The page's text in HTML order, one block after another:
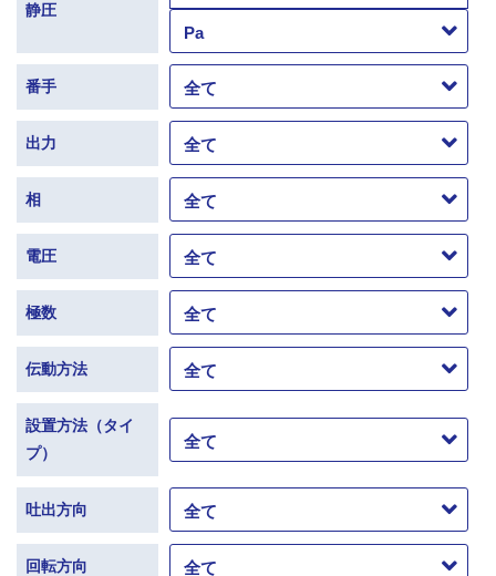
静圧
番手
出力
相
電圧
極数
伝動方法
設置方法（タイ
プ）
吐出方向
回転方向